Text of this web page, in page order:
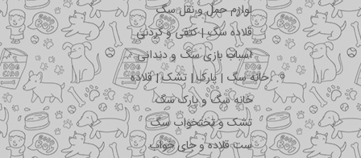
لوازم حمل و نقل سگ
قلاده سگ | کتفی و گردنی
اسباب بازی سگ و دندانی
خانه سگ | پارک | تشک | قلاده
خانه سگ و پارک سگ
تشک و تختخواب سگ
ست قلاده و جای خواب